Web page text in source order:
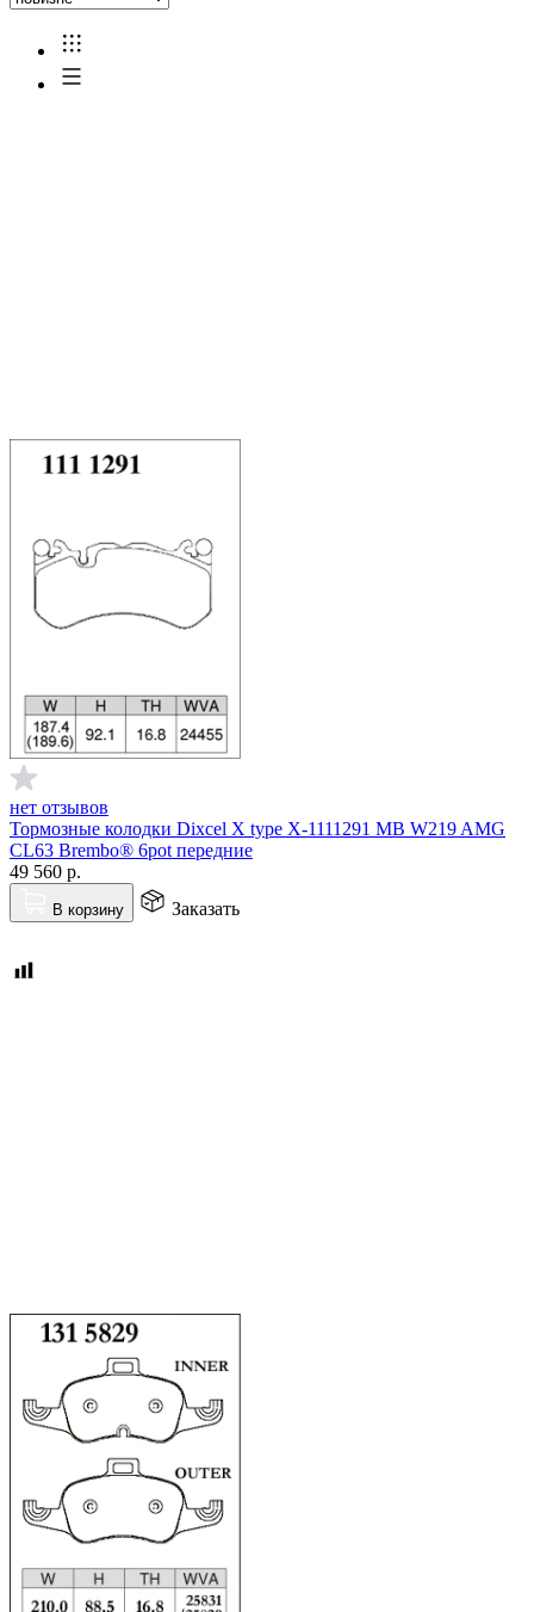
нет отзывов
Тормозные колодки Dixcel X type X-1111291 MB W219 AMG
CL63 Brembo® 6pot передние
49 560 р.
В корзину Заказать